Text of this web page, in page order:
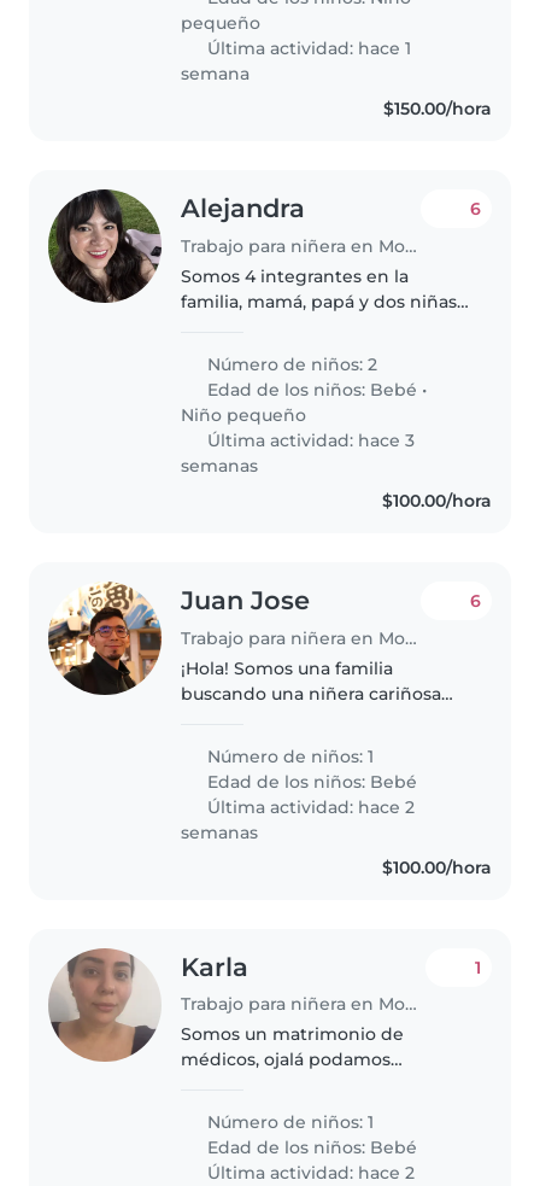
pequeño
Última actividad: hace 1
semana
$150.00/hora
Alejandra
Trabajo para niñera en Monterrey
6
Somos 4 integrantes en la
familia, mamá, papá y dos niñas.
meses. Nos gusta pasar el
tiempo juntos y jugando en
nuestro patio. Tenemos 3 gatos.
La ayuda..
Número de niños: 2
Edad de los niños: Bebé •
Niño pequeño
Última actividad: hace 3
semanas
$100.00/hora
Juan Jose
Trabajo para niñera en Monterrey
6
¡Hola! Somos una familia
buscando una niñera cariñosa
que pueda crear un ambiente
seguro y divertido en nuestra
casa...
Número de niños: 1
Edad de los niños: Bebé
Última actividad: hace 2
semanas
$100.00/hora
Karla
Trabajo para niñera en Monterrey
1
Somos un matrimonio de
médicos, ojalá podamos
de 3 meses.
Número de niños: 1
Edad de los niños: Bebé
Última actividad: hace 2